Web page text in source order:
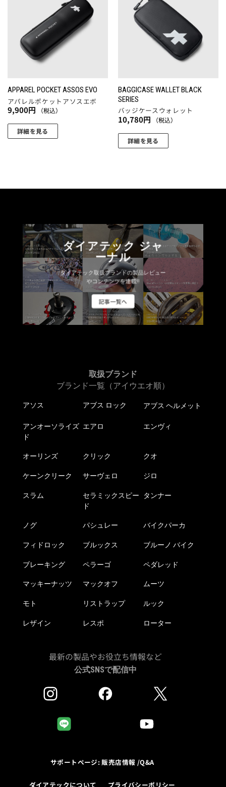
お気
に入
りに
APPAREL POCKET ASSOS EVO
アパレルポケットアソスエボ
9,900円 （税込）
詳細を見る
追加
BAGGICASE WALLET BLACK
SERIES
バッジケースウォレット
10,780円 （税込）
詳細を見る
ダイアテック ジャ
ーナル
ダイアテック取扱ブランドの製品レビュー
やコンテンツを連載!!
記事一覧へ
取扱ブランド
ブランド一覧（アイウエオ順）
アソス アブス ロック アブス ヘルメット
アンオーソライズ
ド
エアロ エンヴィ
オーリンズ クリック クオ
ケーンクリーク サーヴェロ ジロ
スラム
セラミックスピー
ド
タンナー
ノグ パシュレー バイクパーカ
フィドロック ブルックス ブルーノ バイク
ブレーキング ペラーゴ ペダレッド
マッキーナッツ マックオフ ムーツ
モト リストラップ ルック
レザイン レスポ ローター
最新の製品やお役立ち情報など
公式SNSで配信中
サポートページ: 販売店情報 /Q&A
ダイアテックについて プライバシーポリシー